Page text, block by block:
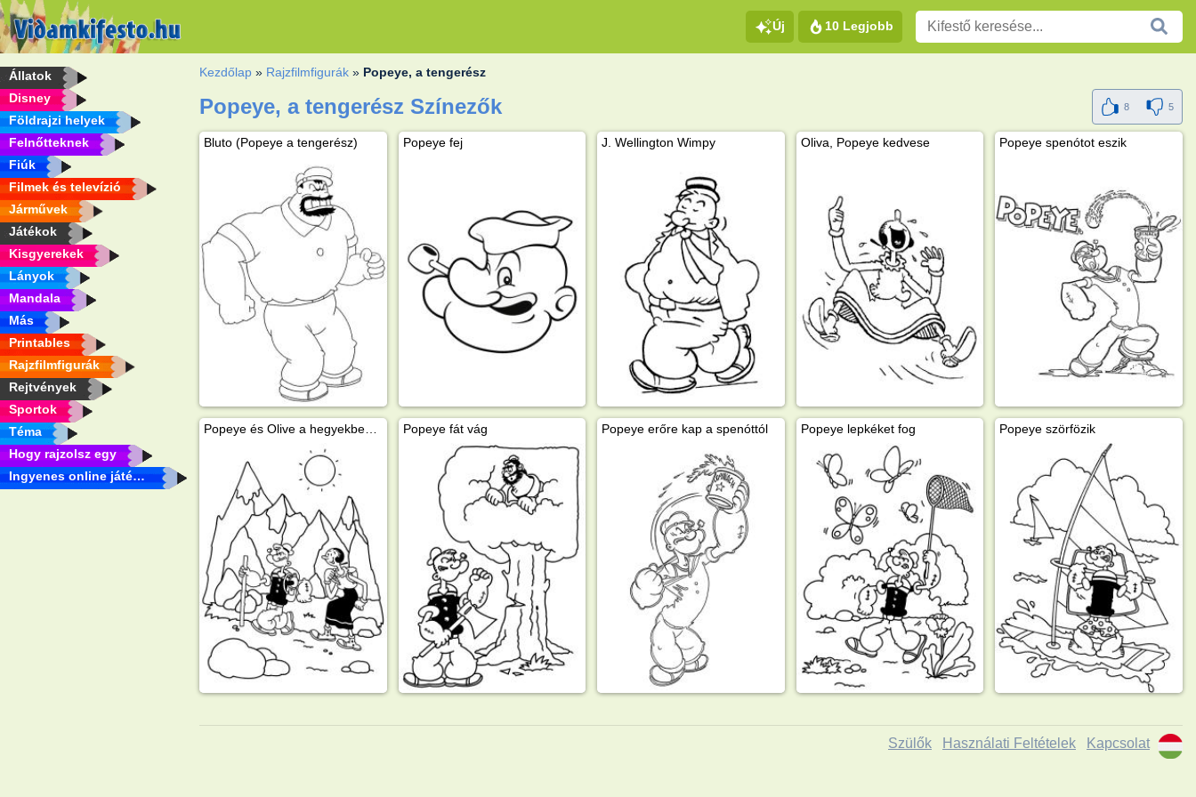
Új 10 Legjobb
Állatok
Disney
Földrajzi helyek
Felnőtteknek
Fiúk
Filmek és televízió
Járművek
Játékok
Kisgyerekek
Lányok
Mandala
Más
Printables
Rajzfilmfigurák
Rejtvények
Sportok
Téma
Hogy rajzolsz egy
Ingyenes online játékok
Kezdőlap » Rajzfilmfigurák » Popeye, a tengerész
Popeye, a tengerész Színezők 8 5
Bluto (Popeye a tengerész) Popeye fej J. Wellington Wimpy Oliva, Popeye kedvese Popeye spenótot eszik
Popeye fát vág Popeye erőre kap a spenóttól Popeye lepkéket fog Popeye szörfözik
Szülők Használati Feltételek Kapcsolat